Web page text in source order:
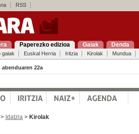
RSS
Paperezko edizioa Gaiak Denda
gaiak Euskal Herria Iritzia Kirolak Mundua
abenduaren 22a
Idatzia > Kirolak